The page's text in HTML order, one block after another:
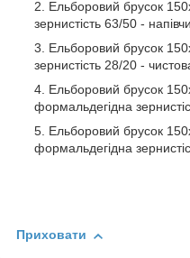
Ельборовий брусок
зернистість 63/50 -
Ельборовий брусок
зернистість 28/20 -
Ельборовий брусок
формальдегідна
Ельборовий брусок
формальдегідна
Приховати